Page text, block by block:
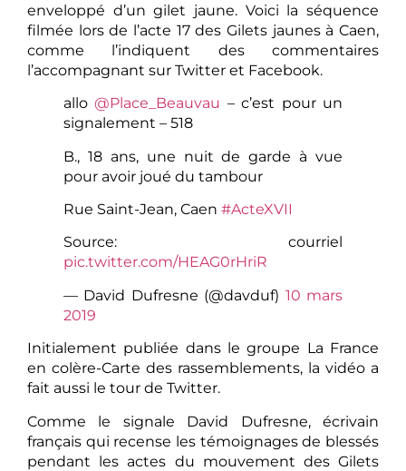
enveloppé d’un gilet jaune. Voici la séquence
filmée lors de l’acte 17 des Gilets jaunes à Caen,
comme l’indiquent des commentaires
l’accompagnant sur Twitter et Facebook.
allo@Place_Beauvau – c’est pour un
signalement – 518
B., 18 ans, une nuit de garde à vue
pour avoir joué du tambour
Rue Saint-Jean, Caen #ActeXVII
Source: courriel
pic.twitter.com/HEAG0rHriR
— David Dufresne (@davduf) 10 mars
2019
Initialement publiée dans le groupe La France
en colère-Carte des rassemblements, la vidéo a
fait aussi le tour de Twitter.
Comme le signale David Dufresne, écrivain
français qui recense les témoignages de blessés
pendant les actes du mouvement des Gilets